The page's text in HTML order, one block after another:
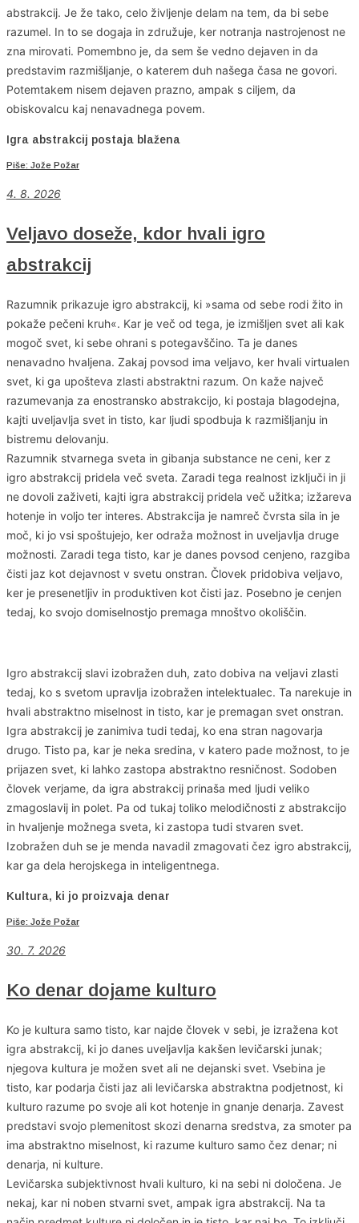
abstrakcij. Je že tako, celo življenje delam na tem, da bi sebe
razumel. In to se dogaja in združuje, ker notranja nastrojenost ne
zna mirovati. Pomembno je, da sem še vedno dejaven in da
predstavim razmišljanje, o katerem duh našega časa ne govori.
Potemtakem nisem dejaven prazno, ampak s ciljem, da
obiskovalcu kaj nenavadnega povem.
Igra abstrakcij postaja blažena
Piše: Jože Požar
4. 8. 2026
Veljavo doseže, kdor hvali igro
abstrakcij
Razumnik prikazuje igro abstrakcij, ki »sama od sebe rodi žito in
pokaže pečeni kruh«. Kar je več od tega, je izmišljen svet ali kak
mogoč svet, ki sebe ohrani s potegavščino. Ta je danes
nenavadno hvaljena. Zakaj povsod ima veljavo, ker hvali virtualen
svet, ki ga upošteva zlasti abstraktni razum. On kaže največ
razumevanja za enostransko abstrakcijo, ki postaja blagodejna,
kajti uveljavlja svet in tisto, kar ljudi spodbuja k razmišljanju in
bistremu delovanju.
Razumnik stvarnega sveta in gibanja substance ne ceni, ker z
igro abstrakcij pridela več sveta. Zaradi tega realnost izključi in ji
ne dovoli zaživeti, kajti igra abstrakcij pridela več užitka; izžareva
hotenje in voljo ter interes. Abstrakcija je namreč čvrsta sila in je
moč, ki jo vsi spoštujejo, ker odraža možnost in uveljavlja druge
možnosti. Zaradi tega tisto, kar je danes povsod cenjeno, razgiba
čisti jaz kot dejavnost v svetu onstran. Človek pridobiva veljavo,
ker je presenetljiv in produktiven kot čisti jaz. Posebno je cenjen
tedaj, ko svojo domiselnostjo premaga mnoštvo okoliščin.
Igro abstrakcij slavi izobražen duh, zato dobiva na veljavi zlasti
tedaj, ko s svetom upravlja izobražen intelektualec. Ta narekuje in
hvali abstraktno miselnost in tisto, kar je premagan svet onstran.
Igra abstrakcij je zanimiva tudi tedaj, ko ena stran nagovarja
drugo. Tisto pa, kar je neka sredina, v katero pade možnost, to je
prijazen svet, ki lahko zastopa abstraktno resničnost. Sodoben
človek verjame, da igra abstrakcij prinaša med ljudi veliko
zmagoslavij in polet. Pa od tukaj toliko melodičnosti z abstrakcijo
in hvaljenje možnega sveta, ki zastopa tudi stvaren svet.
Izobražen duh se je menda navadil zmagovati čez igro abstrakcij,
kar ga dela herojskega in inteligentnega.
Kultura, ki jo proizvaja denar
Piše: Jože Požar
30. 7. 2026
Ko denar dojame kulturo
Ko je kultura samo tisto, kar najde človek v sebi, je izražena kot
igra abstrakcij, ki jo danes uveljavlja kakšen levičarski junak;
njegova kultura je možen svet ali ne dejanski svet. Vsebina je
tisto, kar podarja čisti jaz ali levičarska abstraktna podjetnost, ki
kulturo razume po svoje ali kot hotenje in gnanje denarja. Zavest
predstavi svojo plemenitost skozi denarna sredstva, za smoter pa
ima abstraktno miselnost, ki razume kulturo samo čez denar; ni
denarja, ni kulture.
Levičarska subjektivnost hvali kulturo, ki na sebi ni določena. Je
nekaj, kar ni noben stvarni svet, ampak igra abstrakcij. Na ta